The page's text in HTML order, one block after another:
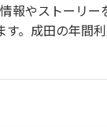
報やストーリー
。成田の年間